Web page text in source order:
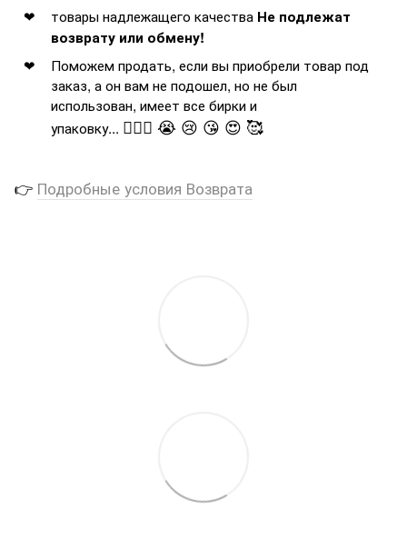
товары надлежащего качества Не подлежат
возврату или обмену!
Поможем продать, если вы приобрели товар под
заказ, а он вам не подошел, но не был
использован, имеет все бирки и
упаковку... 🤦🏻‍♂️ 😭 😢 😘 😍 🥰
👉 Подробные условия Возврата